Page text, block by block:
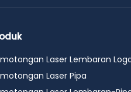
Laser Lembaran
Laser Pipa